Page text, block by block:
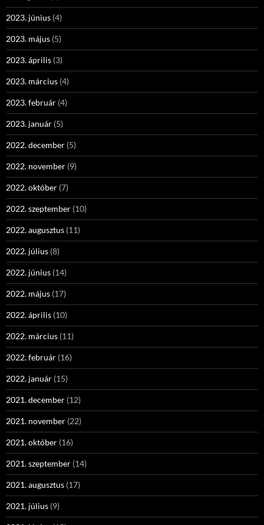
2023. június (4)
2023. május (5)
2023. április (3)
2023. március (4)
2023. február (4)
2023. január (5)
2022. december (5)
2022. november (9)
2022. október (7)
2022. szeptember (10)
2022. augusztus (11)
2022. július (8)
2022. június (14)
2022. május (17)
2022. április (10)
2022. március (11)
2022. február (16)
2022. január (15)
2021. december (12)
2021. november (22)
2021. október (16)
2021. szeptember (14)
2021. augusztus (17)
2021. július (9)